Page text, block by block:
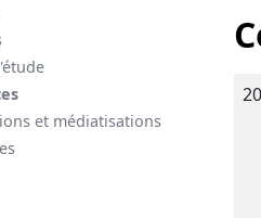
et médiatisations